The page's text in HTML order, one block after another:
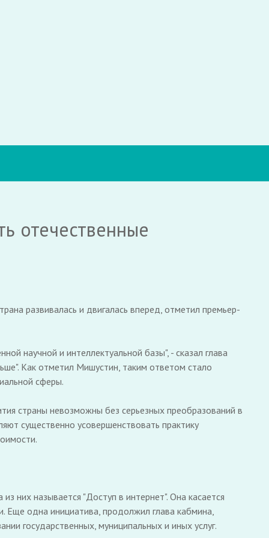
отечественные
развивалась и двигалась вперед, отметил премьер-
научной и интеллектуальной базы", - сказал глава
Как отметил Мишустин, таким ответом стало
сферы.
страны невозможны без серьезных преобразований в
существенно усовершенствовать практику
них называется "Доступ в интернет". Она касается
Еще одна инициатива, продолжил глава кабмина,
государственных, муниципальных и иных услуг.